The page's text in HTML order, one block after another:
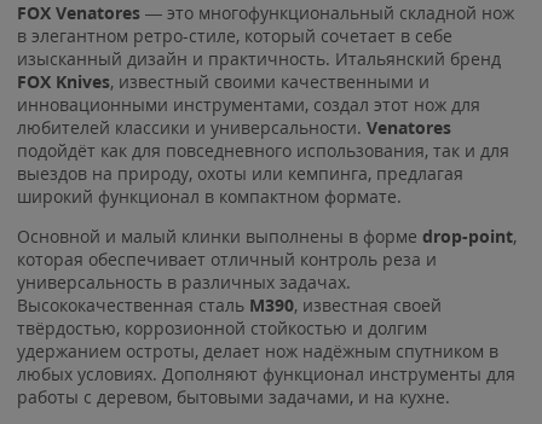
FOX Venatores — это многофункциональный складной нож
в элегантном ретро-стиле, который сочетает в себе
изысканный дизайн и практичность. Итальянский бренд
FOX Knives, известный своими качественными и
инновационными инструментами, создал этот нож для
любителей классики и универсальности. Venatores
подойдёт как для повседневного использования, так и для
выездов на природу, охоты или кемпинга, предлагая
широкий функционал в компактном формате.
Основной и малый клинки выполнены в форме drop-point,
которая обеспечивает отличный контроль реза и
универсальность в различных задачах.
Высококачественная сталь M390, известная своей
твёрдостью, коррозионной стойкостью и долгим
удержанием остроты, делает нож надёжным спутником в
любых условиях. Дополняют функционал инструменты для
работы с деревом, бытовыми задачами, и на кухне.